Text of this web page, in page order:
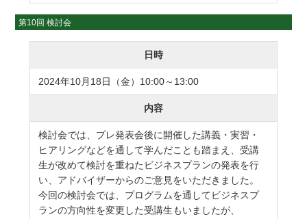
第10回 検討会
日時
2024年10月18日（金）10:00～13:00
内容
検討会では、プレ発表会後に開催した講義・実習・
ヒアリングなどを通して学んだことも踏まえ、受講
生が改めて検討を重ねたビジネスプランの発表を行
い、アドバイザーからのご意見をいただきました。
今回の検討会では、プログラムを通してビジネスプ
ランの方向性を変更した受講生もいましたが、